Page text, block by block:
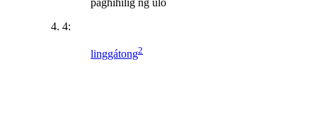
paghihilig ng ulo
4:
linggátong2